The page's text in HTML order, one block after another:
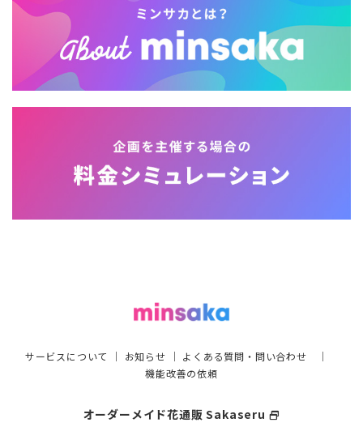
サービスについて ｜ お知らせ ｜ よくある質問・問い合わせ ｜
機能改善の依頼
オーダーメイド花通販 Sakaseru select_window